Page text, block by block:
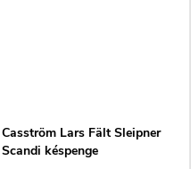
Casström Lars Fält Sleipner
Scandi késpenge